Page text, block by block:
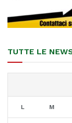
TUTTE LE
L M